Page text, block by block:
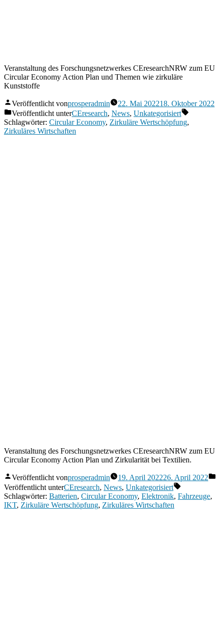
Veranstaltung des Forschungsnetzwerkes CEresearchNRW zum EU
Circular Economy Action Plan und Themen wie zirkuläre
Kunststoffe
Veröffentlicht vonprosperadmin 22. Mai 202218. Oktober 2022
Veröffentlicht unterCEresearch, News, Unkategorisiert
Schlagwörter: Circular Economy, Zirkuläre Wertschöpfung,
Zirkuläres Wirtschaften
Veranstaltung des Forschungsnetzwerkes CEresearchNRW zum EU
Circular Economy Action Plan und Zirkularität bei Textilien.
Veröffentlicht vonprosperadmin 19. April 202226. April 2022
Veröffentlicht unterCEresearch, News, Unkategorisiert
Schlagwörter: Batterien, Circular Economy, Elektronik, Fahrzeuge,
IKT, Zirkuläre Wertschöpfung, Zirkuläres Wirtschaften